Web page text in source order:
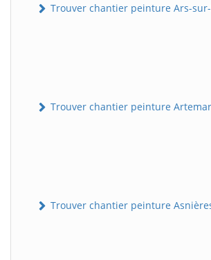
Trouver chantier peinture Ars-
Trouver chantier peinture
Trouver chantier peinture